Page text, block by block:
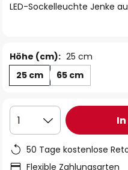
LED-Sockelleuchte Jenke
Höhe (cm): 25 cm
25 cm
65 cm
1
50 Tage kostenlose
Flexible Zahlungsarten